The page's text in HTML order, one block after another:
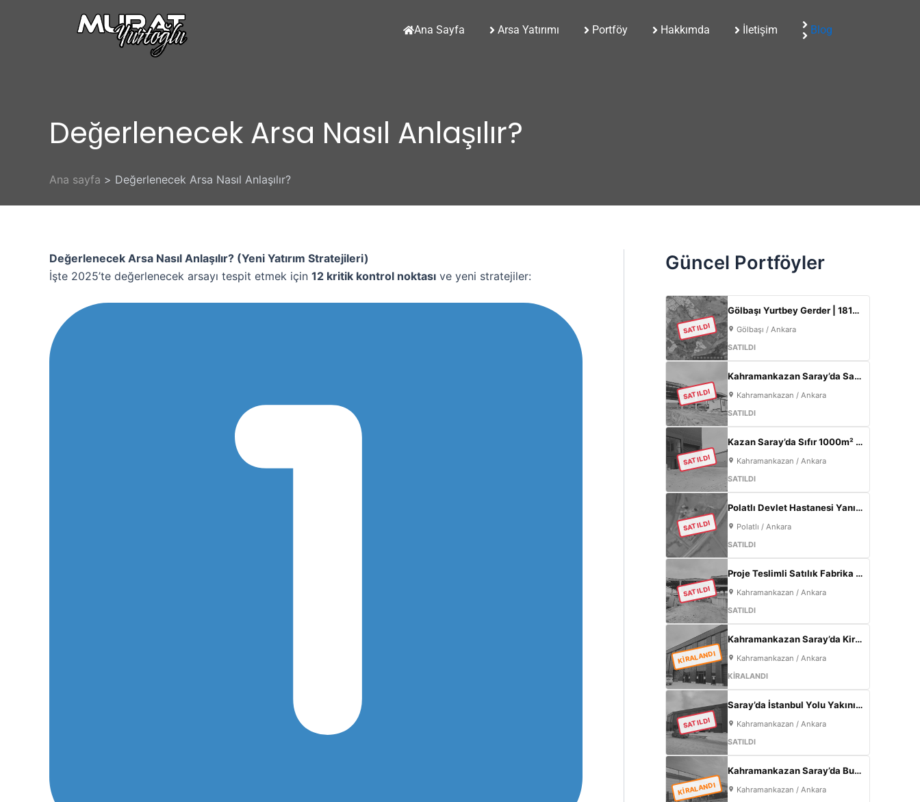
Ana Sayfa Arsa Yatırımı Portföy Hakkımda İletişim Blog
Değerlenecek Arsa Nasıl Anlaşılır?
Ana sayfa Değerlenecek Arsa Nasıl Anlaşılır?
Değerlenecek Arsa Nasıl Anlaşılır? (Yeni Yatırım Stratejileri)
İşte 2025’te değerlenecek arsayı tespit etmek için 12 kritik kontrol noktası ve yeni stratejiler:
Güncel Portföyler
SATILDI
Gölbaşı Yurtbey Gerder | 1815 m² | Göl Manzaralı | TOKİ Yakını Yatırımlık Arazi
Gölbaşı / Ankara
SATILDI
SATILDI
Kahramankazan Saray’da Satılık Sıfır Fabrika | 11 m Tavan | 200 KW
Kahramankazan / Ankara
SATILDI
SATILDI
Kazan Saray’da Sıfır 1000m² Fabrika | 300kW Enerji + 120m² Ofis
Kahramankazan / Ankara
SATILDI
SATILDI
Polatlı Devlet Hastanesi Yanı 77 m² | Eskişehir Yolu Cepheli | Ticari+Konut İmarlı Arsa
Polatlı / Ankara
SATILDI
SATILDI
Proje Teslimli Satılık Fabrika | 570 m² Kapalı Alan + 450 m² Açık Alan | 100 KW Enerji | Saray Kahramankazan
Kahramankazan / Ankara
SATILDI
KİRALANDI
Kahramankazan Saray’da Kiralık 7.000 m² Sıfır Fabrika | 2.000 m² Açık Alan | 300 KW
Kahramankazan / Ankara
KİRALANDI
SATILDI
Saray’da İstanbul Yolu Yakını Sıfır 5000m² Fabrika | 300KW & 800m² Ofis
Kahramankazan / Ankara
SATILDI
KİRALANDI
Kahramankazan Saray’da Bulvar Cepheli 2600 m² Kiralık Fabrika | 400 KW Enerji | Ofisli Üretim Tesisi
Kahramankazan / Ankara